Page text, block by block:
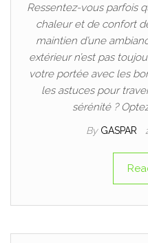
Ressentez-vous parfois
chaleur et de confort
maintien d’une
extérieur n’est pas
votre portée avec les
les astuces pour
sérénité ?
By GASPAR